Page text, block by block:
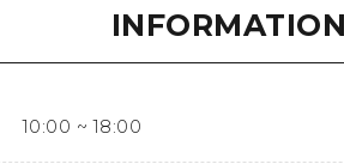
INFORMATION
10:00 ~ 18:00